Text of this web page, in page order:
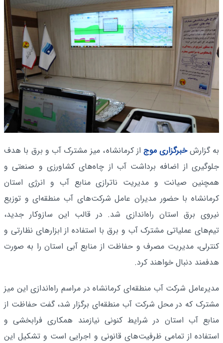
به گزارشخبرگزاری موج از کرمانشاه، میز مشترک آب و برق با هدف
جلوگیری از اضافه برداشت آب از چاه‌های کشاورزی و صنعتی و
همچنین صیانت و مدیریت ناترازی منابع آب و انرژی استان
کرمانشاه با حضور مدیران عامل شرکت‌های آب منطقه‌ای و توزیع
نیروی برق استان راه‌اندازی شد. در قالب این سازوکار جدید،
تیم‌های عملیاتی مشترک آب و برق با استفاده از ابزارهای نظارتی و
کنترلی، مدیریت مصرف و حفاظت از منابع آبی استان را به صورت
هدفمند دنبال خواهند کرد.
مدیرعامل شرکت آب منطقه‌ای کرمانشاه در مراسم راه‌اندازی این میز
مشترک که در محل شرکت آب منطقه‌ای برگزار شد، گفت حفاظت از
منابع آب استان در شرایط کنونی نیازمند همکاری فرابخشی و
استفاده از تمامی ظرفیت‌های قانونی و اجرایی است و تشکیل این